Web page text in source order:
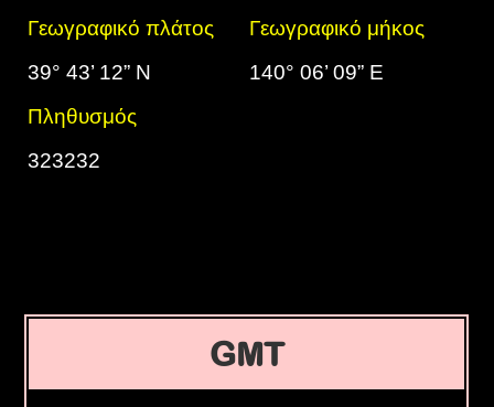
Γεωγραφικό πλάτος
Γεωγραφικό μήκος
39° 43’ 12” N
140° 06’ 09” E
Πληθυσμός
323232
GMT